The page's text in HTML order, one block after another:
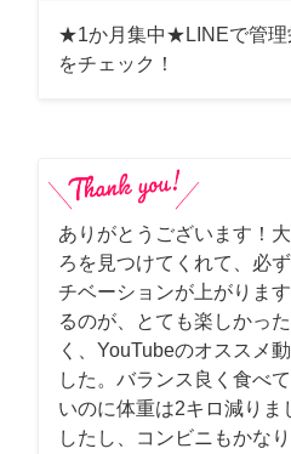
★1か月集中★LINEで管理
をチェック！
ありがとうございます！
ろを見つけてくれて、必
チベーションが上がりま
るのが、とても楽しかっ
く、YouTubeのオススメ
した。バランス良く食べ
いのに体重は2キロ減りま
したし、コンビニもかな